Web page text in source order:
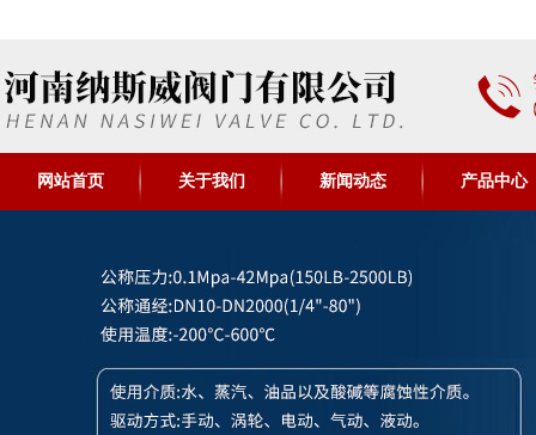
网站首页 关于我们 新闻动态 产品中心